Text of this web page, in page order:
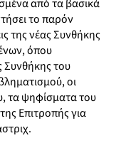
από τα βασικά
το παρόν
της νέας Συνθήκης
όπου
Συνθήκης του
οι
τα ψηφίσματα του
Επιτροπής για